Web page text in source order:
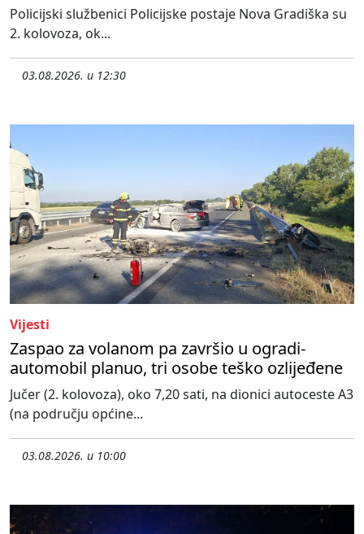
Policijski službenici Policijske postaje Nova Gradiška su
2. kolovoza, ok...
03.08.2026. u 12:30
Vijesti
Zaspao za volanom pa završio u ogradi-
automobil planuo, tri osobe teško ozlijeđene
Jučer (2. kolovoza), oko 7,20 sati, na dionici autoceste A3
(na području općine...
03.08.2026. u 10:00